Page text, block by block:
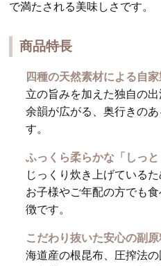
で満たされる美味しさです。
商品特長
四種の天然素材による自
立の旨みを加えた独自の
余韻が広がる、奥行きの
す。
ふっくら柔らかな「しっ
じっくり炊き上げている
お子様やご年配の方でも
徴です。
こだわり抜いた安心の副原
海道産の根昆布、圧搾法